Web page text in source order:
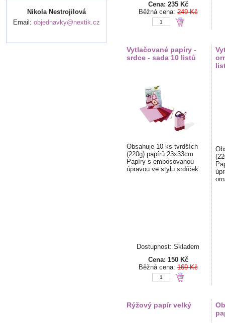
Nikola Nestrojilová
Email: objednavky@nextik.cz
Cena: 235 Kč
Běžná cena:249 Kč
Vytlačované papíry -
srdce - sada 10 listů
Obsahuje 10 ks tvrdších
(220g) papírů 23x33cm
Papíry s embosovanou
úpravou ve stylu srdíček.
Dostupnost: Skladem
Cena: 150 Kč
Běžná cena:169 Kč
Rýžový papír velký